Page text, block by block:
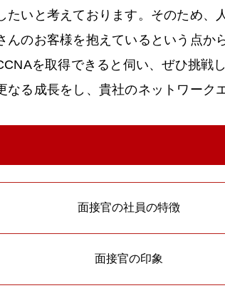
たいと考えております。そのため、
んのお客様を抱えているという点
を取得できると伺い、ぜひ挑戦
なる成長をし、貴社のネットワーク
面接官の社員の特徴
面接官の印象